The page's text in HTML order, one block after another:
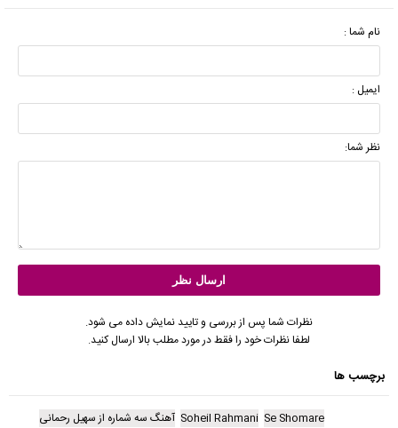
نام شما :
ایمیل :
نظر شما:
نظرات شما پس از بررسی و تایید نمایش داده می شود.
لطفا نظرات خود را فقط در مورد مطلب بالا ارسال کنید.
برچسب ها
Se Shomare
Soheil Rahmani آهنگ سه شماره از سهیل رحمانی